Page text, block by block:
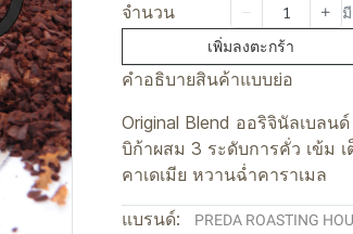
จำนวน
เพิ่มลงตะกร้า
คำอธิบายสินค้าแบบย่อ
Original Blend ออริจินัลเบล
บิก้าผสม 3 ระดับการคั่ว เข้ม
คาเดเมีย หวานฉ่ำคาราเมล
แบรนด์: PREDA ROASTING